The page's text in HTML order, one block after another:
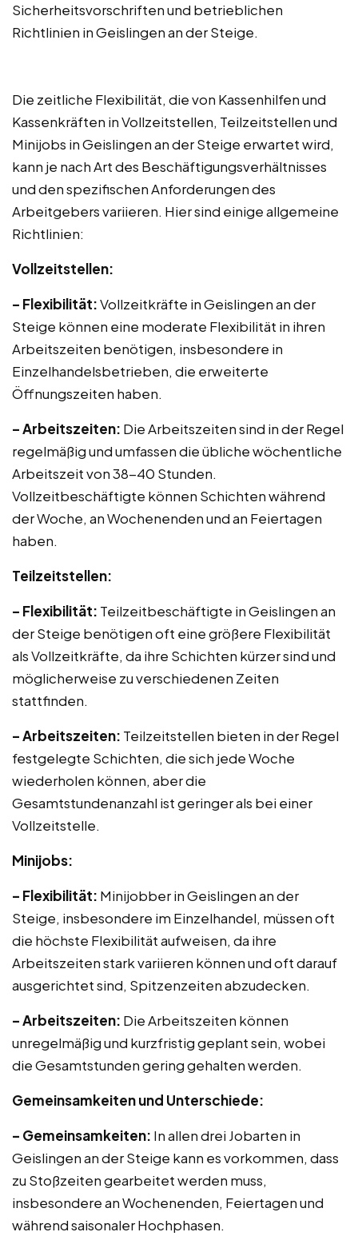
Sicherheitsvorschriften und betrieblichen
Richtlinien in Geislingen an der Steige.
Die zeitliche Flexibilität, die von Kassenhilfen und
Kassenkräften in Vollzeitstellen, Teilzeitstellen und
Minijobs in Geislingen an der Steige erwartet wird,
kann je nach Art des Beschäftigungsverhältnisses
und den spezifischen Anforderungen des
Arbeitgebers variieren. Hier sind einige allgemeine
Richtlinien:
Vollzeitstellen:
– Flexibilität:Vollzeitkräfte in Geislingen an der
Steige können eine moderate Flexibilität in ihren
Arbeitszeiten benötigen, insbesondere in
Einzelhandelsbetrieben, die erweiterte
Öffnungszeiten haben.
– Arbeitszeiten: Die Arbeitszeiten sind in der Regel
regelmäßig und umfassen die übliche wöchentliche
Arbeitszeit von 38-40 Stunden.
Vollzeitbeschäftigte können Schichten während
der Woche, an Wochenenden und an Feiertagen
haben.
Teilzeitstellen:
– Flexibilität: Teilzeitbeschäftigte in Geislingen an
der Steige benötigen oft eine größere Flexibilität
als Vollzeitkräfte, da ihre Schichten kürzer sind und
möglicherweise zu verschiedenen Zeiten
stattfinden.
– Arbeitszeiten: Teilzeitstellen bieten in der Regel
festgelegte Schichten, die sich jede Woche
wiederholen können, aber die
Gesamtstundenanzahl ist geringer als bei einer
Vollzeitstelle.
Minijobs:
– Flexibilität: Minijobber in Geislingen an der
Steige, insbesondere im Einzelhandel, müssen oft
die höchste Flexibilität aufweisen, da ihre
Arbeitszeiten stark variieren können und oft darauf
ausgerichtet sind, Spitzenzeiten abzudecken.
– Arbeitszeiten: Die Arbeitszeiten können
unregelmäßig und kurzfristig geplant sein, wobei
die Gesamtstunden gering gehalten werden.
Gemeinsamkeiten und Unterschiede:
– Gemeinsamkeiten: In allen drei Jobarten in
Geislingen an der Steige kann es vorkommen, dass
zu Stoßzeiten gearbeitet werden muss,
insbesondere an Wochenenden, Feiertagen und
während saisonaler Hochphasen.